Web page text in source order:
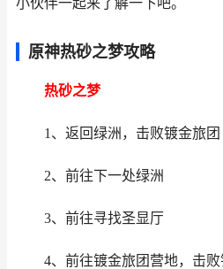
小伙伴一起来了解一下吧。
原神热砂之梦攻略
热砂之梦
1、返回绿洲，击败镀金旅团
2、前往下一处绿洲
3、前往寻找圣显厅
4、前往镀金旅团营地，击败